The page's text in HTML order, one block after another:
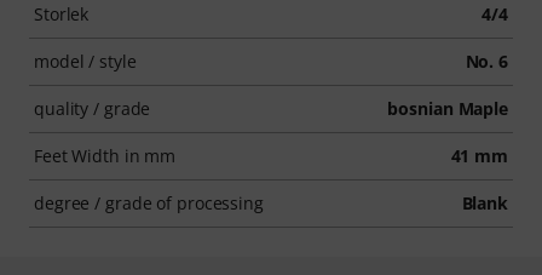
Storlek 4/4
model / style No. 6
quality / grade bosnian Maple
Feet Width in mm 41 mm
degree / grade of processing Blank